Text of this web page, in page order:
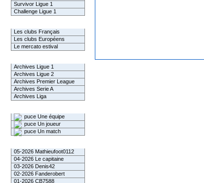
Survivor Ligue 1
Challenge Ligue 1
Les clubs Français
Les clubs Européens
Le mercato estival
Archives Ligue 1
Archives Ligue 2
Archives Premier League
Archives Serie A
Archives Liga
Une équipe
Un joueur
Un match
05-2026 Mathieufoot0112
04-2026 Le capitaine
03-2026 Denis42
02-2026 Fanderobert
01-2026 CB7588